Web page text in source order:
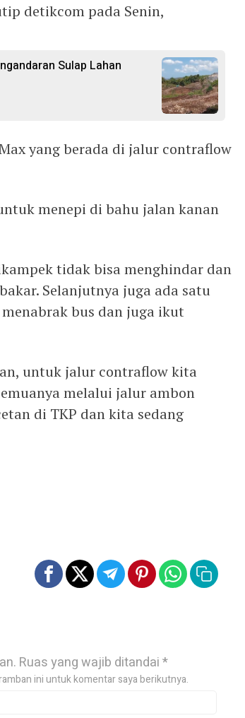
detikcom pada Senin,
Sulap Lahan
yang berada di jalur contraflow
menepi di bahu jalan kanan
tidak bisa menghindar dan
Selanjutnya juga ada satu
bus dan juga ikut
untuk jalur contraflow kita
melalui jalur ambon
di TKP dan kita sedang
Ruas yang wajib ditandai*
ini untuk komentar saya berikutnya.